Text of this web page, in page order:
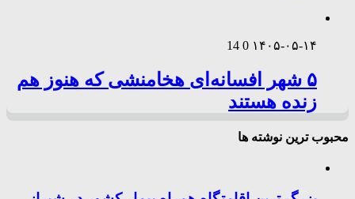
۱۴۰۵-۰۵-۱۴ 0
14
۵ شهر افسانه‌ای هخامنشی که هنوز هم
زنده هستند
محبوب ترین نوشته ها